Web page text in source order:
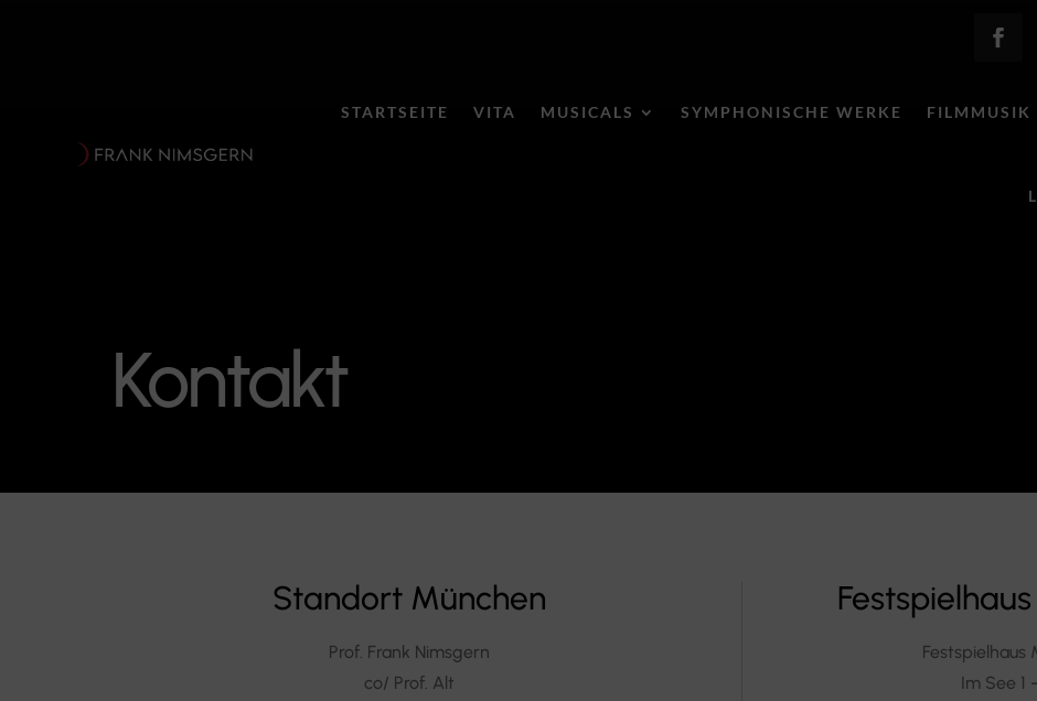
STARTSEITE VITA MUSICALS SYMPHONISCHE WERKE FILMMUSIK
Kontakt
Standort München
Prof. Frank Nimsgern
co/ Prof. Alt
Festspielhaus
Im See 1